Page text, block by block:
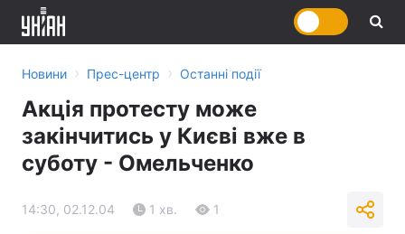
Новини › Прес-центр › Останні події
Акція протесту може
закінчитись у Києві вже в
суботу - Омельченко
14:30, 02.12.04 1 хв. 1